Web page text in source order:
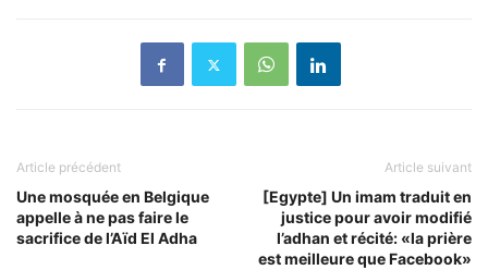
Article précédent
Une mosquée en Belgique
appelle à ne pas faire le
sacrifice de l’Aïd El Adha
Article suivant
[Egypte] Un imam traduit en
justice pour avoir modifié
l’adhan et récité: «la prière
est meilleure que Facebook»